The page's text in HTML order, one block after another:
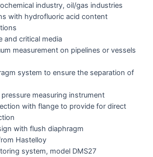
industry, oil/gas industries
with hydrofluoric acid content
and critical media
measurement on pipelines or vessels
system to ensure the separation of
measuring instrument
with flange to provide for direct
with flush diaphragm
Hastelloy
system, model DMS27